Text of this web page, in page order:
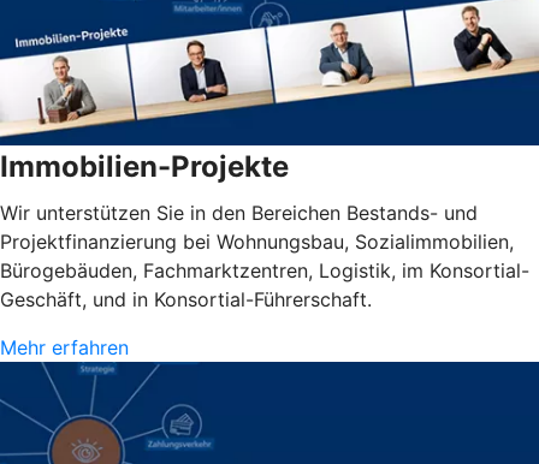
Immobilien-Projekte
Wir unterstützen Sie in den Bereichen Bestands- und
Projektfinanzierung bei Wohnungsbau, Sozialimmobilien,
Bürogebäuden, Fachmarktzentren, Logistik, im Konsortial-
Geschäft, und in Konsortial-Führerschaft.
Mehr erfahren